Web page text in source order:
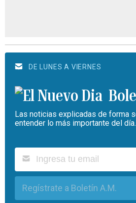
DE LUNES A VIERNES
Las noticias explicadas de forma
entender lo más importante del día.
Regístrate a Boletín A.M.